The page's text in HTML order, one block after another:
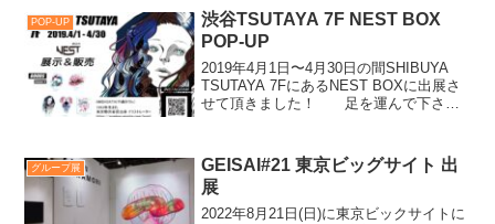
から搬出まで代表のdollyちゃん、お世話
になり...
POP-UP
渋谷TSUTAYA 7F NEST BOX
POP-UP
2019年4月1日〜4月30日の間SHIBUYA
TSUTAYA 7FにあるNEST BOXに出展さ
せて頂きました！ 足を運んで下さっ
グループ展
GEISAI#21 東京ビッグサイト 出
展
2022年8月21日(日)に東京ビックサイトに